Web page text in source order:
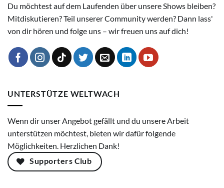
Du möchtest auf dem Laufenden über unsere Shows bleiben?
Mitdiskutieren? Teil unserer Community werden? Dann lass'
von dir hören und folge uns – wir freuen uns auf dich!
UNTERSTÜTZE WELTWACH
Wenn dir unser Angebot gefällt und du unsere Arbeit
unterstützen möchtest, bieten wir dafür folgende
Möglichkeiten. Herzlichen Dank!
Supporters Club